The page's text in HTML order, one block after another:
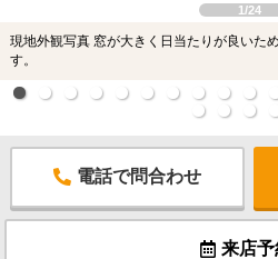
1/24
現地外観写真 窓が大きく日当たりが良いた
す。
電話で問合わせ
来店予